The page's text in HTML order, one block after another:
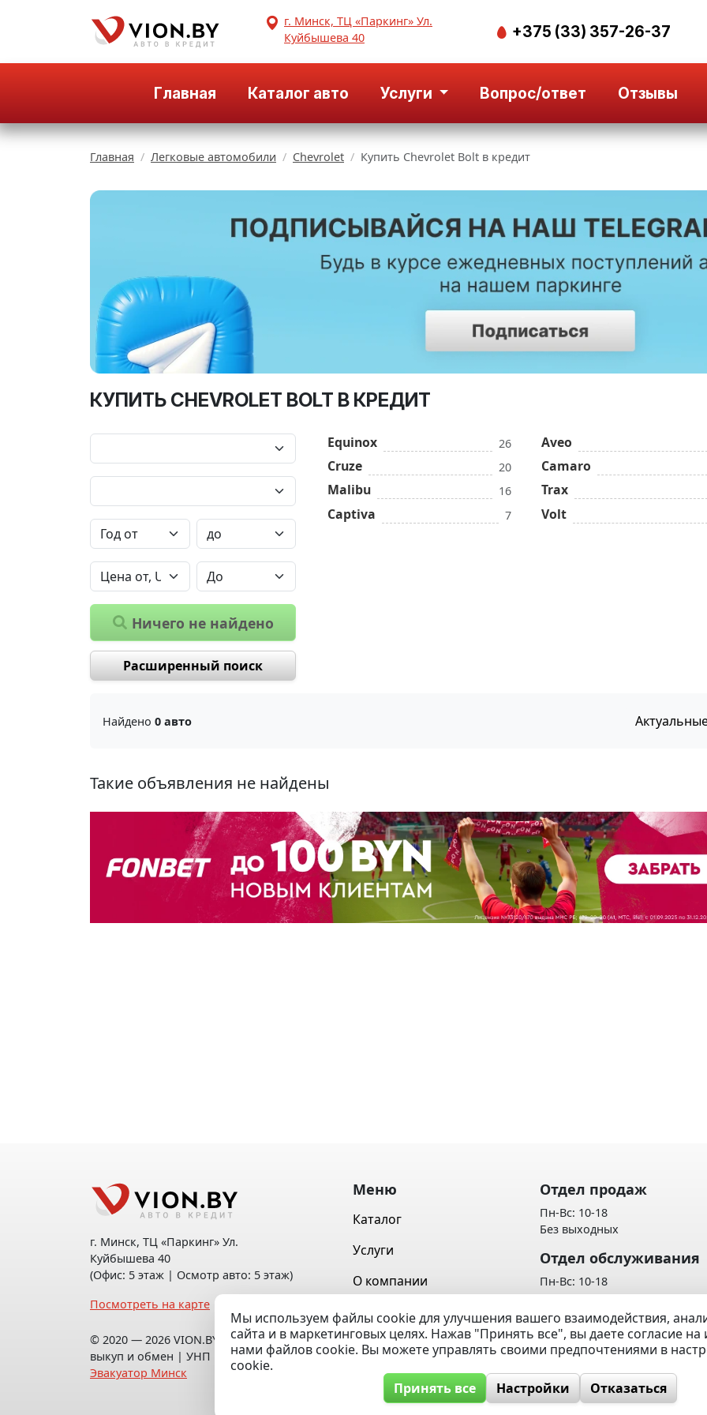
г. Минск, ТЦ «Паркинг» Ул.
Куйбышева 40
+375 (33) 357-26-37
Главная Каталог авто Услуги Вопрос/ответ Отзывы
Главная Легковые автомобили Chevrolet Купить Chevrolet Bolt в кредит
КУПИТЬ CHEVROLET BOLT В КРЕДИТ
Ничего не найдено
Расширенный поиск
Equinox 26
Cruze 20
Malibu 16
Captiva 7
Aveo
Camaro
Trax
Volt
Найдено 0 авто
Такие объявления не найдены
г. Минск, ТЦ «Паркинг» Ул.
Куйбышева 40
(Офис: 5 этаж | Осмотр авто: 5 этаж)
Посмотреть на карте
© 2020 — 2026 VION.BY — Продажа,
выкуп и обмен | УНП 192961100 |
Эвакуатор Минск
Меню
Каталог
Услуги
О компании
Контакты
Вопрос / Ответ
Отдел продаж
Пн-Вс: 10-18
Без выходных
Отдел обслуживания
Пн-Вс: 10-18
Без выходных
Политика обработки
данных
Мы используем файлы cookie для улучшения вашего взаимодействия,
сайта и в маркетинговых целях. Нажав "Принять все", вы даете согласие
нами файлов cookie. Вы можете управлять своими предпочтениями в
cookie.
Принять все
Настройки Отказаться